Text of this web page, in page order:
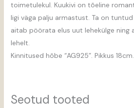
toimetulekul. Kuukivi on tõeline
ligi väga palju armastust. Ta on
aitab pöörata elus uut lehekülge ning
lehelt.
Kinnitused hõbe “AG925”. Pikkus 18cm.
Seotud tooted